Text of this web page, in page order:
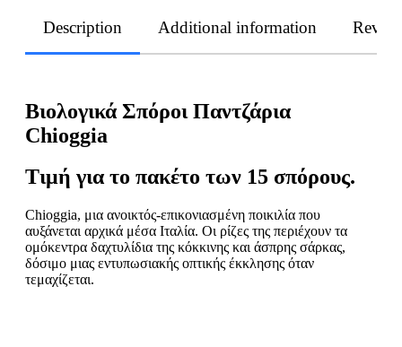
Description Additional information
Βιολογικά Σπόροι Παντζάρια
Chioggia
Τιμή για το πακέτο των 15 σπόρους.
Chioggia, μια ανοικτός-επικονιασμένη ποικιλία που
αυξάνεται αρχικά μέσα Ιταλία. Οι ρίζες της περιέχουν τα
ομόκεντρα δαχτυλίδια της κόκκινης και άσπρης σάρκας,
δόσιμο μιας εντυπωσιακής οπτικής έκκλησης όταν
τεμαχίζεται.